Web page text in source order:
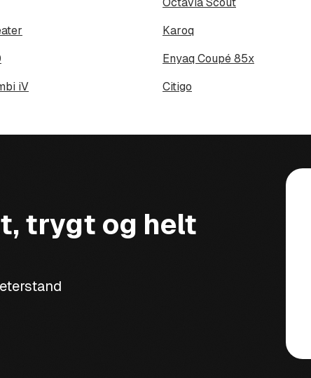
i denne bilen kan bli
Karoq
Enyaq Coupé 85x
iV Citigo
trygt og helt